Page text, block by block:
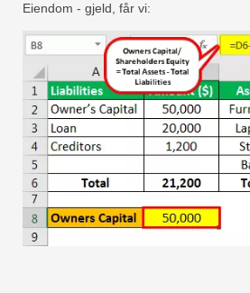
Eiendom - gjeld, får vi: